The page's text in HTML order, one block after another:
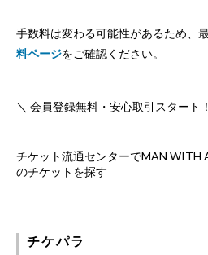
手数料は変わる可能性があるため、
料ページをご確認ください。
＼ 会員登録無料・安心取引スタート
チケット流通センターでMAN WITH
のチケットを探す
チケパラ